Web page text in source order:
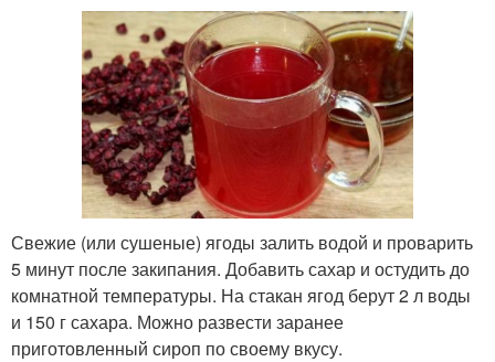
Свежие (или сушеные) ягоды залить водой и проварить
5 минут после закипания. Добавить сахар и остудить до
комнатной температуры. На стакан ягод берут 2 л воды
и 150 г сахара. Можно развести заранее
приготовленный сироп по своему вкусу.